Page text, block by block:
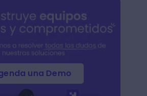
una Demo